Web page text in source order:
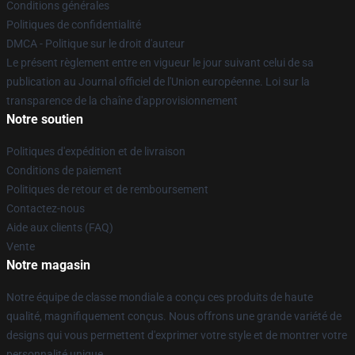
Conditions générales
Politiques de confidentialité
DMCA - Politique sur le droit d'auteur
Le présent règlement entre en vigueur le jour suivant celui de sa
publication au Journal officiel de l'Union européenne. Loi sur la
transparence de la chaîne d'approvisionnement
Notre soutien
Politiques d'expédition et de livraison
Conditions de paiement
Politiques de retour et de remboursement
Contactez-nous
Aide aux clients (FAQ)
Vente
Notre magasin
Notre équipe de classe mondiale a conçu ces produits de haute
qualité, magnifiquement conçus. Nous offrons une grande variété de
designs qui vous permettent d'exprimer votre style et de montrer votre